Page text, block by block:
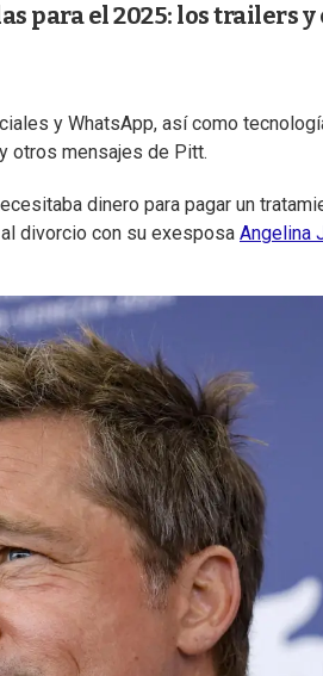
para el 2025: los trailers
y WhatsApp, así como
otros mensajes de Pitt.
dinero para pagar un
divorcio con su exesposa Angelina